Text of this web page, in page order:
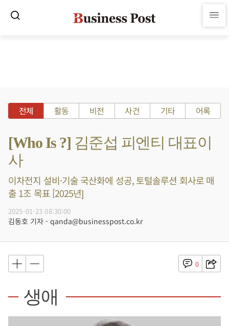
전체 활동 비전 사건 기타 어록
[Who Is ?] 김준섭 피엔티 대표이
사
이차전지 설비·기술 국산화에 성공, 토털솔루션 회사로 매
출 1조 목표 [2025년]
2025-01-23 08:30:00
김동호 기자 - qanda@businesspost.co.kr
0
생애